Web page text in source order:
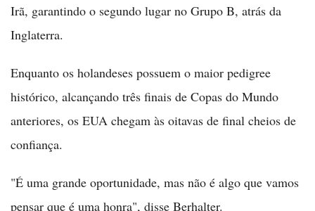
Irã, garantindo o segundo lugar no Grupo B, atrás da
Inglaterra.
Enquanto os holandeses possuem o maior pedigree
histórico, alcançando três finais de Copas do Mundo
anteriores, os EUA chegam às oitavas de final cheios de
confiança.
"É uma grande oportunidade, mas não é algo que vamos
pensar que é uma honra", disse Berhalter.